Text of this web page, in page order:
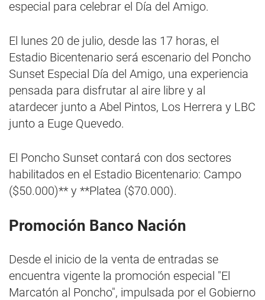
especial para celebrar el Día del Amigo.
El lunes 20 de julio, desde las 17 horas, el
Estadio Bicentenario será escenario del Poncho
Sunset Especial Día del Amigo, una experiencia
pensada para disfrutar al aire libre y al
atardecer junto a Abel Pintos, Los Herrera y LBC
junto a Euge Quevedo.
El Poncho Sunset contará con dos sectores
habilitados en el Estadio Bicentenario: Campo
($50.000)** y **Platea ($70.000).
Promoción Banco Nación
Desde el inicio de la venta de entradas se
encuentra vigente la promoción especial "El
Marcatón al Poncho", impulsada por el Gobierno